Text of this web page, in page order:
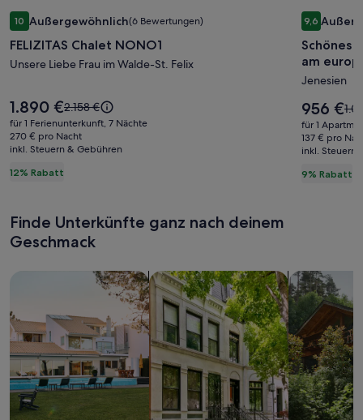
Bildergalerie
für
FELIZITAS
Chalet
1010 von 10, Außergewöhnlich, (6 Bewertungen)
Außergewöhnlich(6 Bewertungen)
FELIZITAS Chalet NONO1
Unsere Liebe Frau im Walde-St. Felix
12% Rabatt
Der
Preis
beträgt
1.890 €.
1.890 €Der
alte
Preis
war
zum
Standardpreis.
2.158 €
für 1 Ferienunterkunft, 7 Nächte
270 € pro Nacht
inkl. Steuern & Gebühren
FELIZITAS Chalet NONO1
für
Schönes
Studio
bei
Bozen
-
mit
direkt
9,69,6 von
Schönes
am
Jenesien
9% Rabatt
Der
Preis
beträgt
956 €.
956 €Der
alte
war
für 1
137 € pro
inkl. Steuern
Schönes
Finde Unterkünfte ganz nach deinem
Geschmack
Suche nach FerienhäusernSuche nach Ferienwohnungen oder
Suche nach